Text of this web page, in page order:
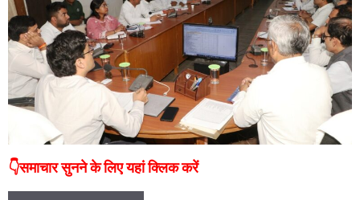
👇समाचार सुनने के लिए यहां क्लिक करें